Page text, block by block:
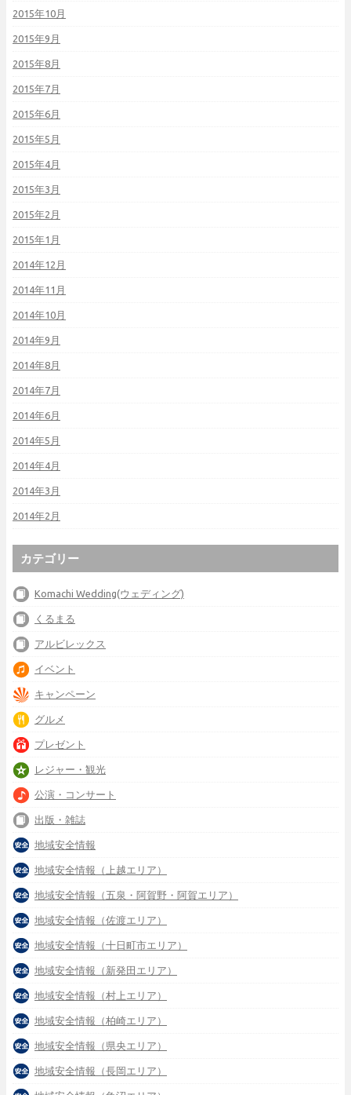
2015年10月
2015年9月
2015年8月
2015年7月
2015年6月
2015年5月
2015年4月
2015年3月
2015年2月
2015年1月
2014年12月
2014年11月
2014年10月
2014年9月
2014年8月
2014年7月
2014年6月
2014年5月
2014年4月
2014年3月
2014年2月
カテゴリー
Komachi Wedding(ウェディング)
くるまる
アルビレックス
イベント
キャンペーン
グルメ
プレゼント
レジャー・観光
公演・コンサート
出版・雑誌
地域安全情報
地域安全情報（上越エリア）
地域安全情報（五泉・阿賀野・阿賀エリア）
地域安全情報（佐渡エリア）
地域安全情報（十日町市エリア）
地域安全情報（新発田エリア）
地域安全情報（村上エリア）
地域安全情報（柏崎エリア）
地域安全情報（県央エリア）
地域安全情報（長岡エリア）